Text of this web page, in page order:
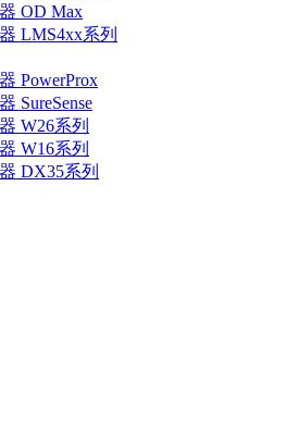
OD Max
LMS4xx系列
PowerProx
SureSense
W26系列
W16系列
DX35系列